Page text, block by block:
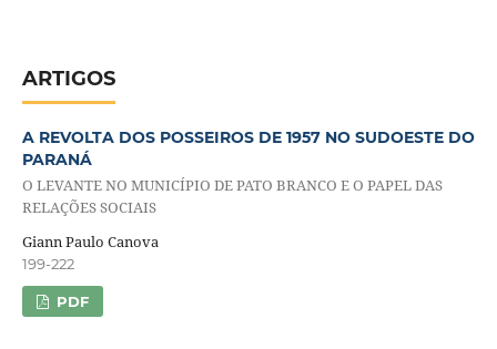
ARTIGOS
A REVOLTA DOS POSSEIROS DE 1957 NO SUDOESTE DO
PARANÁ
O LEVANTE NO MUNICÍPIO DE PATO BRANCO E O PAPEL DAS
RELAÇÕES SOCIAIS
Giann Paulo Canova
199-222
PDF